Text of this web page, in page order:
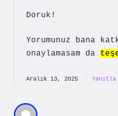
Doruk!
Yorumunuz bana
onaylamasam da
Aralık 13, 2025 Yanıtla